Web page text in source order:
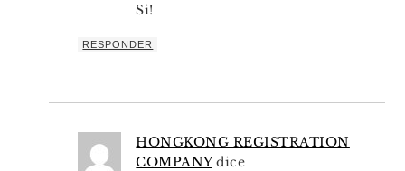
Si!
RESPONDER
HONGKONG REGISTRATION
COMPANY dice